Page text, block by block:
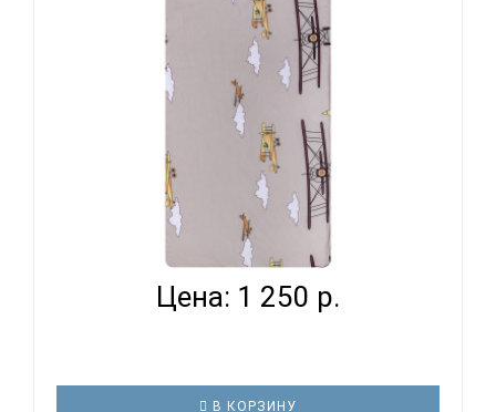
ВОМБАТИК CLASSIC COLLECTION САМОЛЕТЫ -
ПРОСТЫНЯ...
Цена: 1 250 р.
В КОРЗИНУ